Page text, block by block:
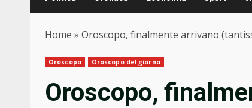
Home » Oroscopo, finalmente arrivano
Oroscopo Oroscopo del giorno
Oroscopo,